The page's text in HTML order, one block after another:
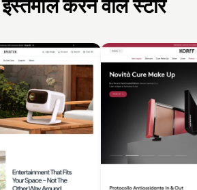
करने वाले स्टोर